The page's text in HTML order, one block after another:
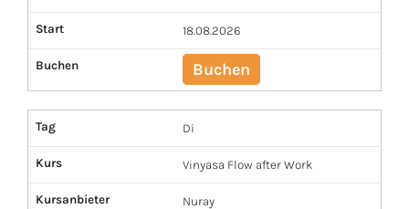
Start 18.08.2026
Buchen Buchen
Tag Di
Kurs Vinyasa Flow after Work
Kursanbieter Nuray